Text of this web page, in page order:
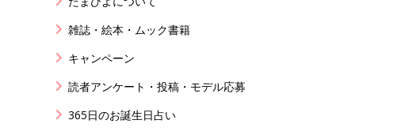
雑誌・絵本・ムック書籍
キャンペーン
読者アンケート・投稿・モデル応募
365日のお誕生日占い